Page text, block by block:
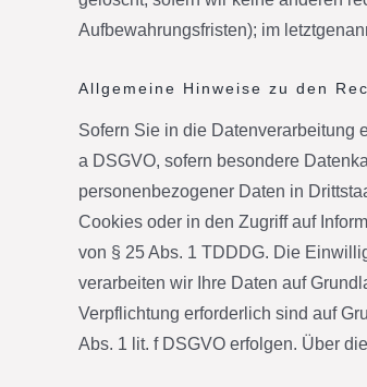
Aufbewahrungsfristen); im
Allgemeine Hinweise zu den
Sofern Sie in die Datenverarbeitung
a DSGVO, sofern besondere
personenbezogener Daten in
Cookies oder in den Zugriff auf
von § 25 Abs. 1 TDDDG. Die
verarbeiten wir Ihre Daten auf
Verpflichtung erforderlich sind auf
Abs. 1 lit. f DSGVO erfolgen. Über